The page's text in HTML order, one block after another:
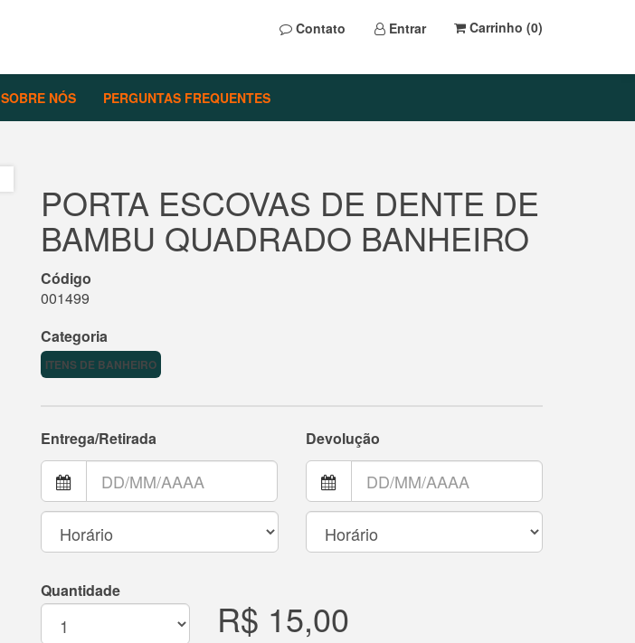
Contato Entrar Carrinho (0)
SOBRE NÓS PERGUNTAS FREQUENTES
PORTA ESCOVAS DE DENTE DE
BAMBU QUADRADO BANHEIRO
Código
001499
Categoria
ITENS DE BANHEIRO
Entrega/Retirada Devolução
Quantidade
R$ 15,00